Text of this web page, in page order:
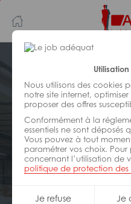
Nous utilisons des cookies
notre site internet,
proposer des offres
Conformément à la
essentiels ne sont déposés
Vous pouvez à tout
paramétrer vos choix. Pour
concernant l’utilisation de
politique de protection des
Je refuse Je
au
contenu
principal
navigation
LOGISTIQUE
Réf : 027-99259
Réceptionnaire
Interim Jonage